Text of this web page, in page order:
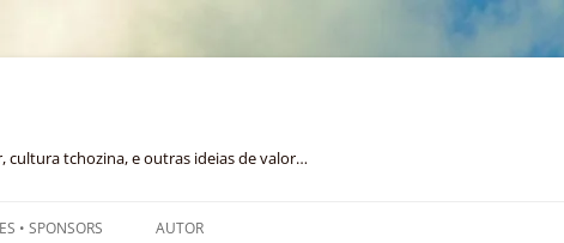
cultura tchozina, e outras ideias de valor…
• SPONSORS AUTOR